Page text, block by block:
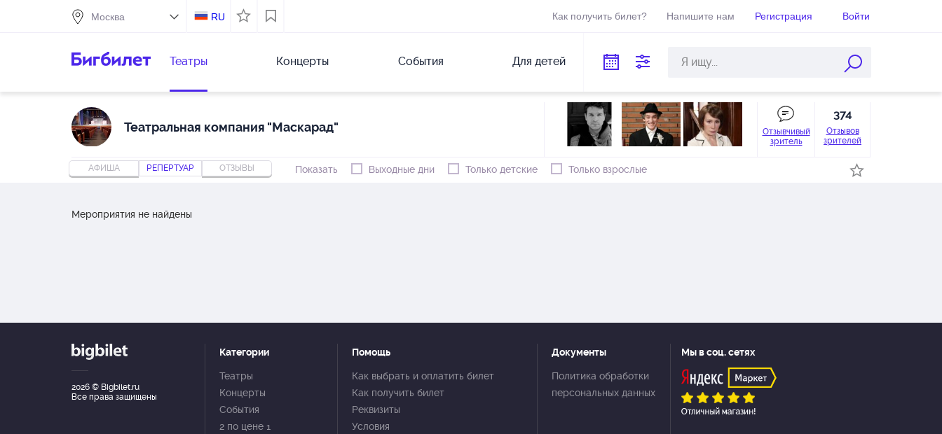
RU Как получить билет? Напишите нам Регистрация Войти
Театры Концерты События Для детей
Театральная компания "Маскарад"
Отзывчивый
зритель
374
Отзывов
зрителей
АФИША РЕПЕРТУАР ОТЗЫВЫ Показать Выходные дни Только детские Только взрослые
Мероприятия не найдены
2026 © Bigbilet.ru
Все права защищены
Категории
Театры
Концерты
События
2 по цене 1
Помощь
Как выбрать и оплатить билет
Как получить билет
Реквизиты
Условия
Документы
Политика обработки
персональных данных
Мы в соц. сетях